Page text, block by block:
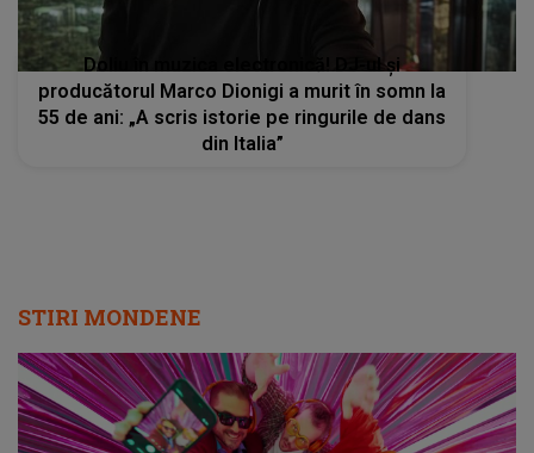
Doliu în muzica electronică! DJ-ul și
producătorul Marco Dionigi a murit în somn la
55 de ani: „A scris istorie pe ringurile de dans
din Italia”
STIRI MONDENE